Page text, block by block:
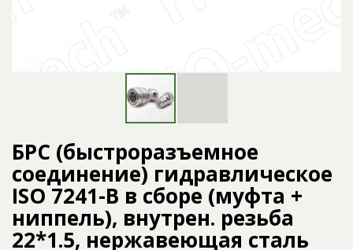
БРС (быстроразъемное
соединение) гидравлическое
ISO 7241-B в сборе (муфта +
ниппель), внутрен. резьба
22*1.5, нержавеющая сталь